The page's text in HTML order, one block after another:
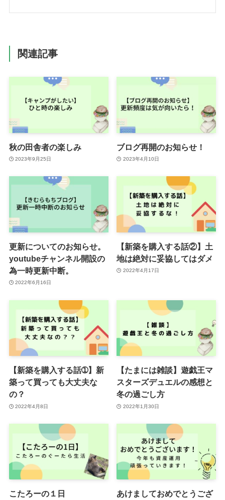
関連記事
秋の田舎者の楽しみ
2023年9月25日
ブログ再開のお知らせ！
2023年4月10日
更新についてのお知らせ。
youtubeチャンネル開設の
為一時更新中断。
2022年6月16日
【新築を購入する話②】土
地は絶対に妥協してはダメ
2022年4月17日
【新築を購入する話➀】新
築って買っても大丈夫な
の？
2022年4月8日
【たまには雑談】遊戯王マ
スターズデュエルの感想と
冬の過ごし方
2022年1月30日
こたろーの１日
あけましておめでとうござ